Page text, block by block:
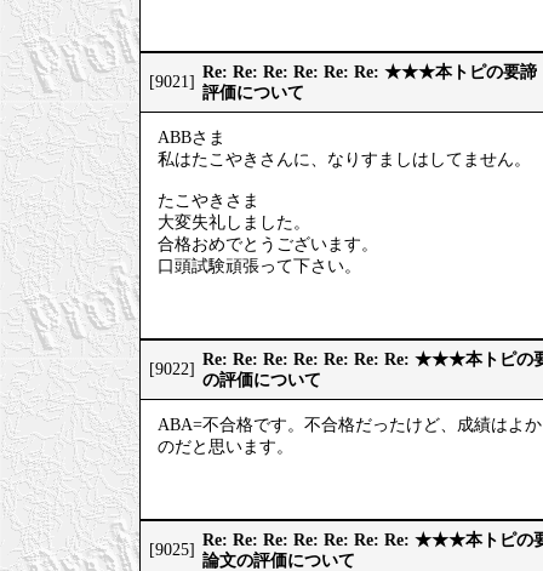
[9021]
Re: Re: Re: Re: Re: Re: ★★★本トピの要諦
評価について
ABBさま
私はたこやきさんに、なりすましはしてません。
たこやきさま
大変失礼しました。
合格おめでとうございます。
口頭試験頑張って下さい。
[9022]
Re: Re: Re: Re: Re: Re: Re: ★★★本トピの
の評価について
ABA=不合格です。不合格だったけど、成績はよ
のだと思います。
[9025]
Re: Re: Re: Re: Re: Re: Re: ★★★本トピの
論文の評価について